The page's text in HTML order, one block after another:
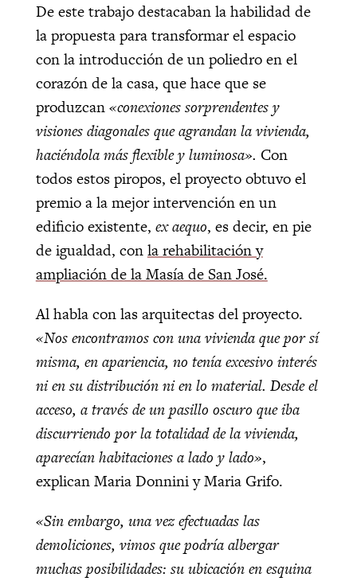
De este trabajo destacaban la habilidad de
la propuesta para transformar el espacio
con la introducción de un poliedro en el
corazón de la casa, que hace que se
produzcan«conexiones sorprendentes y
visiones diagonales que agrandan la vivienda,
haciéndola más flexible y luminosa». Con
todos estos piropos, el proyecto obtuvo el
premio a la mejor intervención en un
edificio existente, ex aequo, es decir, en pie
de igualdad, conla rehabilitación y
ampliación de la Masía de San José.
Al habla con las arquitectas del proyecto.
«Nos encontramos con una vivienda que por sí
misma, en apariencia, no tenía excesivo interés
ni en su distribución ni en lo material. Desde el
acceso, a través de un pasillo oscuro que iba
discurriendo por la totalidad de la vivienda,
aparecían habitaciones a lado y lado»,
explican Maria Donnini y Maria Grifo.
«Sin embargo, una vez efectuadas las
demoliciones, vimos que podría albergar
muchas posibilidades: su ubicación en esquina